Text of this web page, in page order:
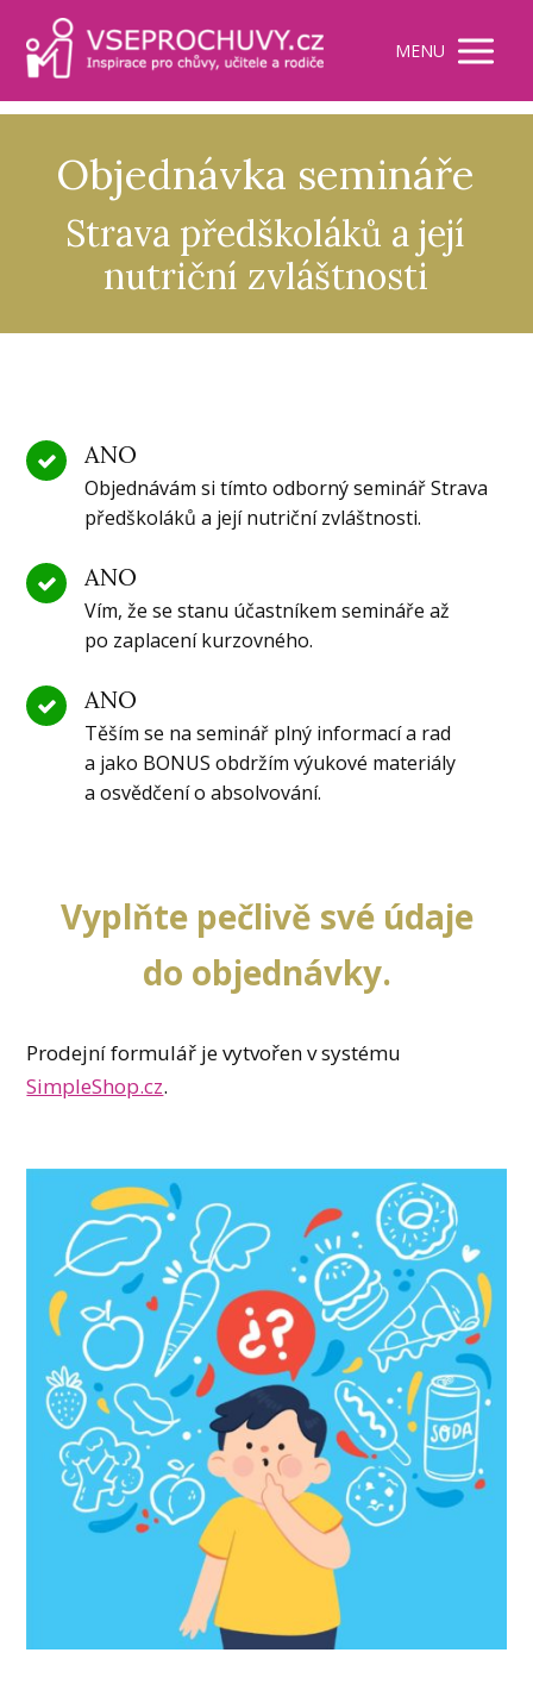
MENU
Objednávka semináře
Strava předškoláků a její
nutriční zvláštnosti
ANO
Objednávám si tímto odborný seminář Strava
předškoláků a její nutriční zvláštnosti.
ANO
Vím, že se stanu účastníkem semináře až
po zaplacení kurzovného.
ANO
Těším se na seminář plný informací a rad
a jako BONUS obdržím výukové materiály
a osvědčení o absolvování.
Vyplňte pečlivě své údaje
do objednávky.
Prodejní formulář je vytvořen v systému
SimpleShop.cz.